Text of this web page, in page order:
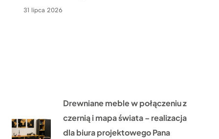
31 lipca 2026
Drewniane meble w połączeniu z
czernią i mapa świata – realizacja
dla biura projektowego Pana